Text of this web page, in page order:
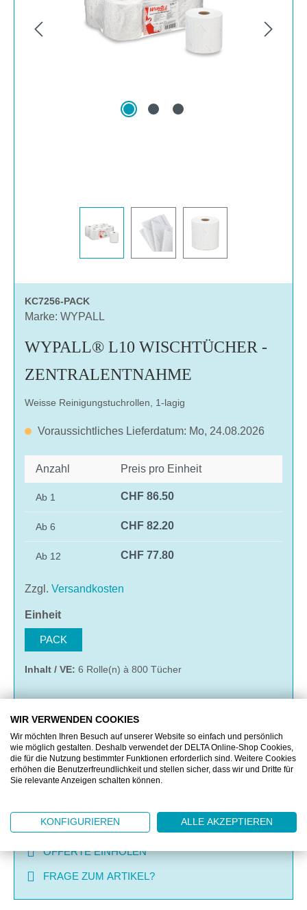
KC7256-PACK
Marke: WYPALL
WYPALL® L10 WISCHTÜCHER -
ZENTRALENTNAHME
Weisse Reinigungstuchrollen, 1-lagig
Voraussichtliches Lieferdatum: Mo, 24.08.2026
Anzahl Preis pro Einheit
Ab 1 CHF 86.50
Ab 6 CHF 82.20
Ab 12 CHF 77.80
Zzgl. Versandkosten
Einheitauswählen
PACK
Inhalt / VE: 6 Rolle(n) à 800 Tücher
IN DEN WARENKORB
MERKEN
OFFERTE EINHOLEN
FRAGE ZUM ARTIKEL?
WIR VERWENDEN COOKIES
Wir möchten Ihren Besuch auf unserer Website so einfach und persönlich
wie möglich gestalten. Deshalb verwendet der DELTA Online-Shop Cookies,
die für die Nutzung bestimmter Funktionen erforderlich sind. Weitere Cookies
erhöhen die Benutzerfreundlichkeit und stellen sicher, dass wir und Dritte für
Sie relevante Anzeigen schalten können.
KONFIGURIEREN ALLE AKZEPTIEREN